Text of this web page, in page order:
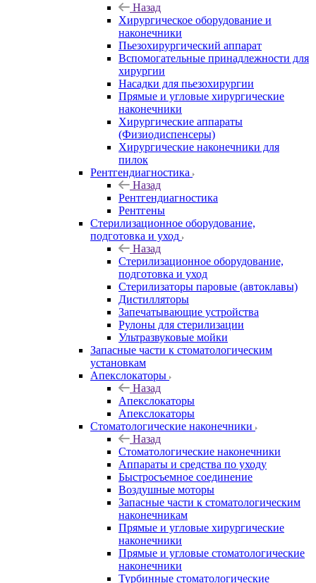
Назад
Хирургическое оборудование и
наконечники
Пьезохирургический аппарат
Вспомогательные принадлежности для
хирургии
Насадки для пьезохирургии
Прямые и угловые хирургические
наконечники
Хирургические аппараты
(Физиодиспенсеры)
Хирургические наконечники для
пилок
Рентгендиагностика
Назад
Рентгендиагностика
Рентгены
Стерилизационное оборудование,
подготовка и уход
Назад
Стерилизационное оборудование,
подготовка и уход
Стерилизаторы паровые (автоклавы)
Дистилляторы
Запечатывающие устройства
Рулоны для стерилизации
Ультразвуковые мойки
Запасные части к стоматологическим
установкам
Апекслокаторы
Назад
Апекслокаторы
Апекслокаторы
Стоматологические наконечники
Назад
Стоматологические наконечники
Аппараты и средства по уходу
Быстросъемное соединение
Воздушные моторы
Запасные части к стоматологическим
наконечникам
Прямые и угловые хирургические
наконечники
Прямые и угловые стоматологические
наконечники
Турбинные стоматологические